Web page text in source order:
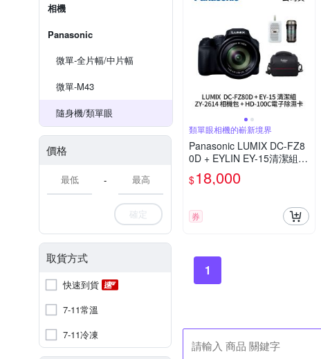
相機
Panasonic
微單-全片幅/中片幅
微單-M43
隨身機/類單眼
價格
-
確定
取貨方式
快速到貨
7-11常溫
7-11冷凍
類單眼相機的嶄新境界
Panasonic LUMIX DC-FZ8
0D + EYLIN EY-15清潔組 +
SunLight ZY-2614相機包 +
EirMai 銳瑪 HD-100C電子
$18,000
券
1